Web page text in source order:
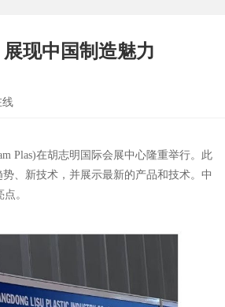
现中国制造魅力
线
Plas)在胡志明国际会展中心隆重举行。此
、新技术，并展示最新的产品和技术。中
。